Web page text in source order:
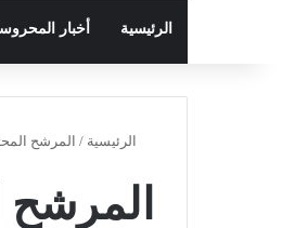
الرئيسية أخبار
الرئيسية / المرشح